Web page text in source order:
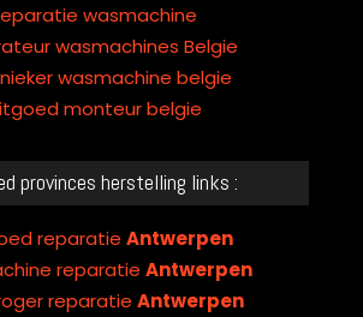
wasmachine
wasmachines Belgie
wasmachine belgie
monteur belgie
provinces herstelling links :
reparatie Antwerpen
reparatieAntwerpen
reparatie Antwerpen